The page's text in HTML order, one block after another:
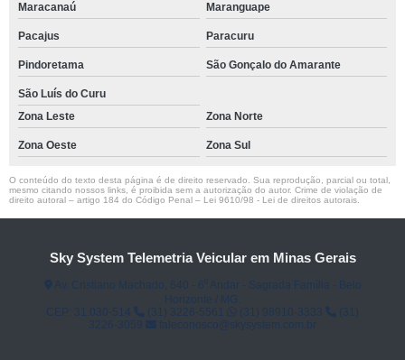
Maracanaú Maranguape
Pacajus Paracuru
Pindoretama São Gonçalo do Amarante
São Luís do Curu
Zona Leste
Zona Norte
Zona Oeste Zona Sul
O conteúdo do texto desta página é de direito reservado. Sua reprodução, parcial ou total,
mesmo citando nossos links, é proibida sem a autorização do autor. Crime de violação de
direito autoral – artigo 184 do Código Penal – Lei 9610/98 - Lei de direitos autorais
Sky System Telemetria Veicular em Minas Gerais